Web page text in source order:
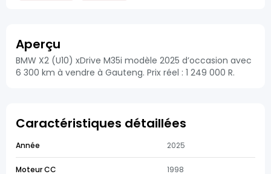
Aperçu
BMW X2 (U10) xDrive M35i modèle 2025 d’occasion avec
6 300 km à vendre à Gauteng. Prix réel : 1 249 000 R.
Caractéristiques détaillées
Année 2025
Moteur CC 1998